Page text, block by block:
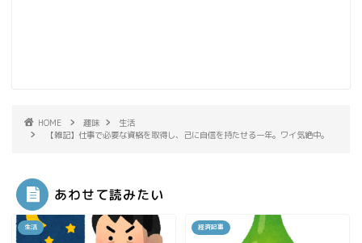
HOME 趣味
生活
【雑記】仕事で必要な資格を取得し、己に自信を持たせる一年。ワイ気絶中。
あわせて読みたい
生活 経済記事